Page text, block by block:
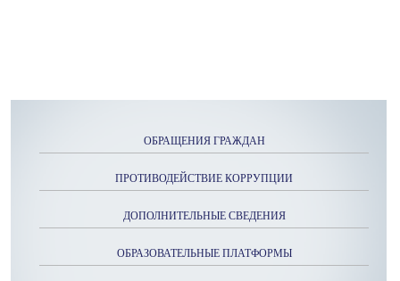
ОБРАЩЕНИЯ ГРАЖДАН
ПРОТИВОДЕЙСТВИЕ КОРРУПЦИИ
ДОПОЛНИТЕЛЬНЫЕ СВЕДЕНИЯ
ОБРАЗОВАТЕЛЬНЫЕ ПЛАТФОРМЫ